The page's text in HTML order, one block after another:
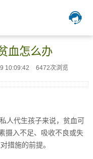
血怎么办
10:09:42 6472次浏览
人代生孩子来说，贫血可
摄入不足、吸收不良或失
措施的前提。